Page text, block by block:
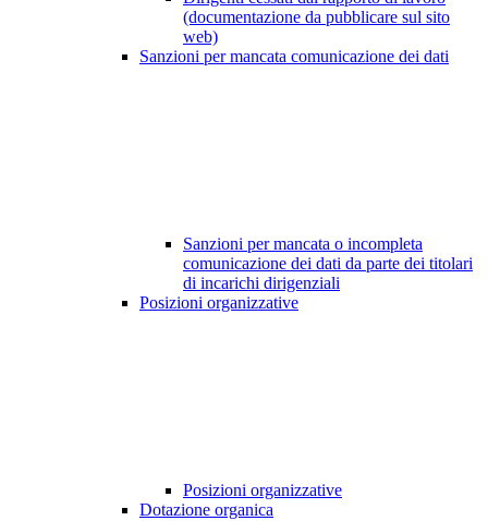
(documentazione da pubblicare sul sito
web)
Sanzioni per mancata comunicazione dei dati
Sanzioni per mancata o incompleta
comunicazione dei dati da parte dei titolari
di incarichi dirigenziali
Posizioni organizzative
Posizioni organizzative
Dotazione organica